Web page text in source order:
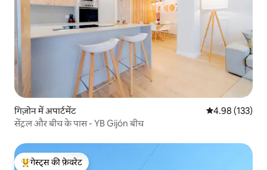
गिज़ोन में अपार्टमेंट औसत रेटिंग 5 में से
4.98 (133)
सेंट्रल और बीच के पास - YB Gijón बीच
गेस्ट्स की फ़ेवरेट